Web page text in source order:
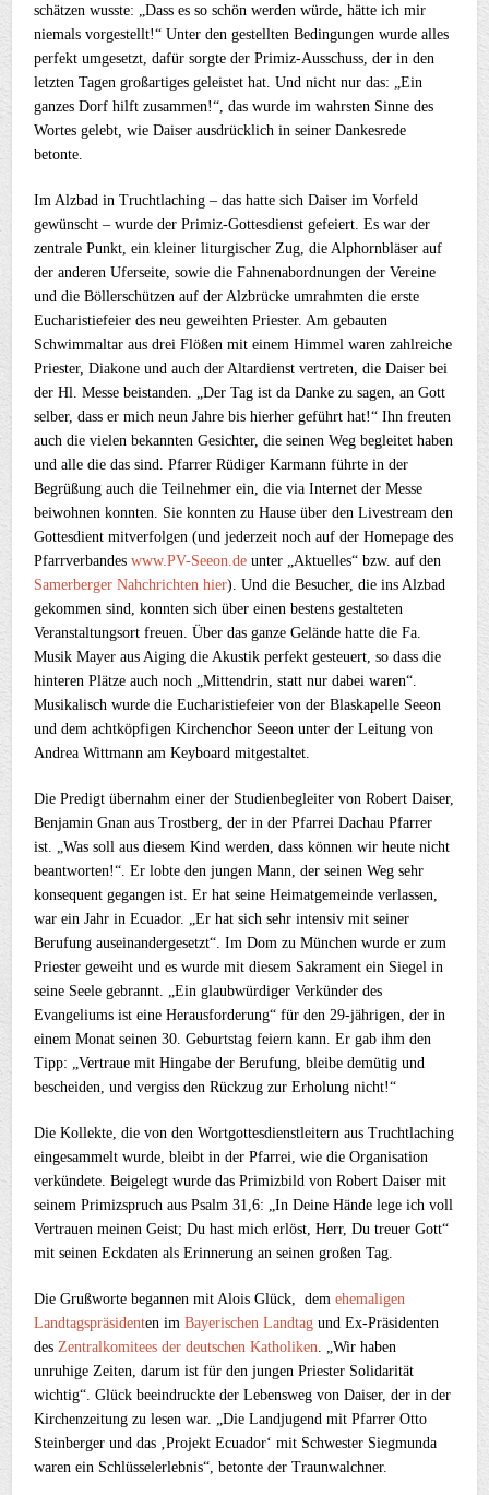
schätzen wusste: „Dass es so schön werden würde, hätte ich mir
niemals vorgestellt!“ Unter den gestellten Bedingungen wurde alles
perfekt umgesetzt, dafür sorgte der Primiz-Ausschuss, der in den
letzten Tagen großartiges geleistet hat. Und nicht nur das: „Ein
ganzes Dorf hilft zusammen!“, das wurde im wahrsten Sinne des
Wortes gelebt, wie Daiser ausdrücklich in seiner Dankesrede
betonte.
Im Alzbad in Truchtlaching – das hatte sich Daiser im Vorfeld
gewünscht – wurde der Primiz-Gottesdienst gefeiert. Es war der
zentrale Punkt, ein kleiner liturgischer Zug, die Alphornbläser auf
der anderen Uferseite, sowie die Fahnenabordnungen der Vereine
und die Böllerschützen auf der Alzbrücke umrahmten die erste
Eucharistiefeier des neu geweihten Priester. Am gebauten
Schwimmaltar aus drei Flößen mit einem Himmel waren zahlreiche
Priester, Diakone und auch der Altardienst vertreten, die Daiser bei
der Hl. Messe beistanden. „Der Tag ist da Danke zu sagen, an Gott
selber, dass er mich neun Jahre bis hierher geführt hat!“ Ihn freuten
auch die vielen bekannten Gesichter, die seinen Weg begleitet haben
und alle die das sind. Pfarrer Rüdiger Karmann führte in der
Begrüßung auch die Teilnehmer ein, die via Internet der Messe
beiwohnen konnten. Sie konnten zu Hause über den Livestream den
Gottesdient mitverfolgen (und jederzeit noch auf der Homepage des
Pfarrverbandeswww.PV-Seeon.de unter „Aktuelles“ bzw. auf den
Samerberger Nahchrichten hier). Und die Besucher, die ins Alzbad
gekommen sind, konnten sich über einen bestens gestalteten
Veranstaltungsort freuen. Über das ganze Gelände hatte die Fa.
Musik Mayer aus Aiging die Akustik perfekt gesteuert, so dass die
hinteren Plätze auch noch „Mittendrin, statt nur dabei waren“.
Musikalisch wurde die Eucharistiefeier von der Blaskapelle Seeon
und dem achtköpfigen Kirchenchor Seeon unter der Leitung von
Andrea Wittmann am Keyboard mitgestaltet.
Die Predigt übernahm einer der Studienbegleiter von Robert Daiser,
Benjamin Gnan aus Trostberg, der in der Pfarrei Dachau Pfarrer
ist. „Was soll aus diesem Kind werden, dass können wir heute nicht
beantworten!“. Er lobte den jungen Mann, der seinen Weg sehr
konsequent gegangen ist. Er hat seine Heimatgemeinde verlassen,
war ein Jahr in Ecuador. „Er hat sich sehr intensiv mit seiner
Berufung auseinandergesetzt“. Im Dom zu München wurde er zum
Priester geweiht und es wurde mit diesem Sakrament ein Siegel in
seine Seele gebrannt. „Ein glaubwürdiger Verkünder des
Evangeliums ist eine Herausforderung“ für den 29-jährigen, der in
einem Monat seinen 30. Geburtstag feiern kann. Er gab ihm den
Tipp: „Vertraue mit Hingabe der Berufung, bleibe demütig und
bescheiden, und vergiss den Rückzug zur Erholung nicht!“
Die Kollekte, die von den Wortgottesdienstleitern aus Truchtlaching
eingesammelt wurde, bleibt in der Pfarrei, wie die Organisation
verkündete. Beigelegt wurde das Primizbild von Robert Daiser mit
seinem Primizspruch aus Psalm 31,6: „In Deine Hände lege ich voll
Vertrauen meinen Geist; Du hast mich erlöst, Herr, Du treuer Gott“
mit seinen Eckdaten als Erinnerung an seinen großen Tag.
Die Grußworte begannen mit Alois Glück, demehemaligen
Landtagspräsidenten imBayerischen Landtag und Ex-Präsidenten
desZentralkomitees der deutschen Katholiken. „Wir haben
unruhige Zeiten, darum ist für den jungen Priester Solidarität
wichtig“. Glück beeindruckte der Lebensweg von Daiser, der in der
Kirchenzeitung zu lesen war. „Die Landjugend mit Pfarrer Otto
Steinberger und das ‚Projekt Ecuador‘ mit Schwester Siegmunda
waren ein Schlüsselerlebnis“, betonte der Traunwalchner.